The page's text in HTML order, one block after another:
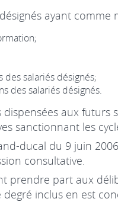
ayant comme
salariés désignés;
des salariés désignés.
aux futurs
sanctionnant les
ducal du 9 juin
consultative.
prendre part aux
inclus en est